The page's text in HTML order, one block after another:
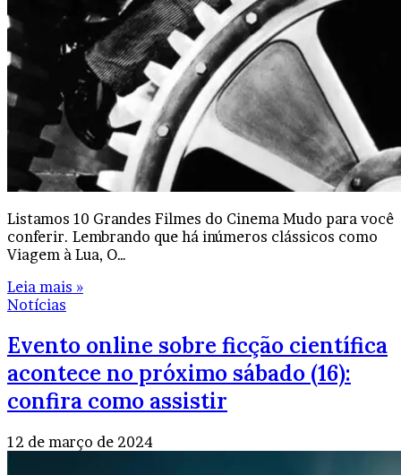
Listamos 10 Grandes Filmes do Cinema Mudo para você
conferir. Lembrando que há inúmeros clássicos como
Viagem à Lua, O…
Leia mais »
Notícias
Evento online sobre ficção científica
acontece no próximo sábado (16):
confira como assistir
12 de março de 2024